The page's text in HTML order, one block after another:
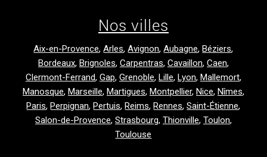
Nos villes
Aix-en-Provence,Arles,Avignon,Aubagne,Béziers,
Bordeaux, Brignoles, Carpentras, Cavaillon, Caen,
Clermont-Ferrand, Gap, Grenoble, Lille, Lyon, Mallemort,
Manosque, Marseille, Martigues, Montpellier, Nice, Nîmes,
Paris,Perpignan,Pertuis,Reims,Rennes,Saint-Étienne,
Salon-de-Provence, Strasbourg, Thionville, Toulon,
Toulouse